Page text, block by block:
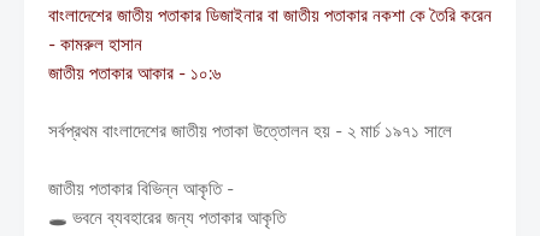
বাংলাদেশের জাতীয় পতাকার ডিজাইনার বা জাতীয় পতাকার নকশা কে তৈরি করেন
- কামরুল হাসান
জাতীয় পতাকার আকার - ১০:৬
সর্বপ্রথম বাংলাদেশের জাতীয় পতাকা উত্তোলন হয় - ২ মার্চ ১৯৭১ সালে
জাতীয় পতাকার বিভিন্ন আকৃতি -
🕳️ ভবনে ব্যবহারের জন্য পতাকার আকৃতি